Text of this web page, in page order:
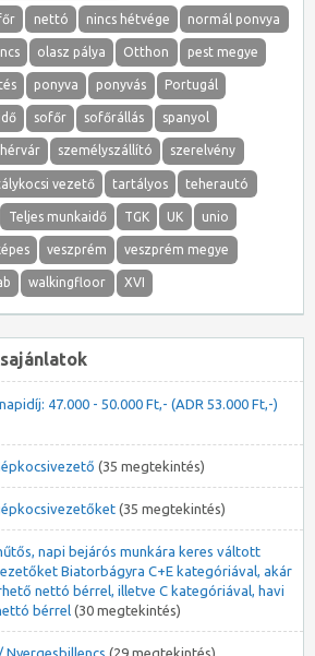
nettó nincs hétvége normál ponvya
olasz pálya Otthon pest megye
ponyva ponyvás Portugál
sofőr sofőrállás spanyol
személyszállító szerelvény
vezető tartályos teherautó
Teljes munkaidő TGK UK unio
veszprém veszprém megye
walkingfloor XVI
47.000 - 50.000 Ft,- (ADR 53.000 Ft,-)
(35 megtekintés)
(35 megtekintés)
napi bejárós munkára keres váltott
Biatorbágyra C+E kategóriával, akár
nettó bérrel, illetve C kategóriával, havi
bérrel (30 megtekintés)
Nyergesbillencs (29 megtekintés)